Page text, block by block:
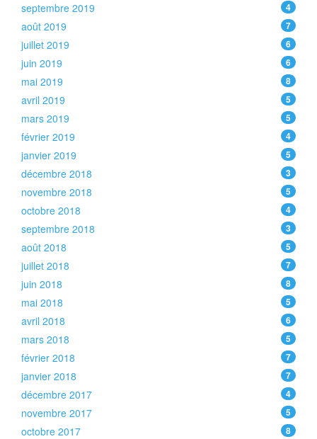
septembre 2019 4
août 2019 7
juillet 2019 6
juin 2019 6
mai 2019 8
avril 2019 5
mars 2019 5
février 2019 4
janvier 2019 5
décembre 2018 3
novembre 2018 5
octobre 2018 4
septembre 2018 3
août 2018 5
juillet 2018 7
juin 2018 8
mai 2018 5
avril 2018 6
mars 2018 5
février 2018 7
janvier 2018 7
décembre 2017 4
novembre 2017 5
octobre 2017 8